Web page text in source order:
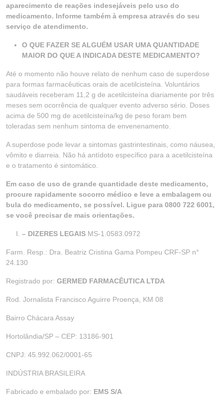
aparecimento de reações indesejáveis pelo uso do
medicamento. Informe também à empresa através do seu
serviço de atendimento.
O QUE FAZER SE ALGUÉM USAR UMA QUANTIDADE
MAIOR DO QUE A INDICADA DESTE MEDICAMENTO?
Até o momento não houve relato de nenhum caso de superdose
para formas farmacêuticas orais de acetilcisteína. Voluntários
saudáveis receberam 11,2 g de acetilcisteína diariamente por três
meses sem ocorrência de qualquer evento adverso sério. Doses
acima de 500 mg de acetilcisteína/kg de peso foram bem
toleradas sem nenhum sintoma de envenenamento.
A superdose pode levar a sintomas gastrintestinais, como náusea,
vômito e diarreia. Não há antídoto específico para a acetilcisteína
e o tratamento é sintomático.
Em caso de uso de grande quantidade deste medicamento,
procure rapidamente socorro médico e leve a embalagem ou
bula do medicamento, se possível. Ligue para 0800 722 6001,
se você precisar de mais orientações.
– DIZERES LEGAIS MS-1.0583.0972
Farm. Resp.: Dra. Beatriz Cristina Gama Pompeu CRF-SP n°
24.130
Registrado por: GERMED FARMACÊUTICA LTDA
Rod. Jornalista Francisco Aguirre Proença, KM 08
Bairro Chácara Assay
Hortolândia/SP – CEP: 13186-901
CNPJ: 45.992.062/0001-65
INDÚSTRIA BRASILEIRA
Fabricado e embalado por: EMS S/A